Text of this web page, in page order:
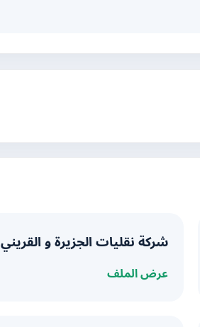
شركة نقليات الجزيرة و القريني
عرض الملف